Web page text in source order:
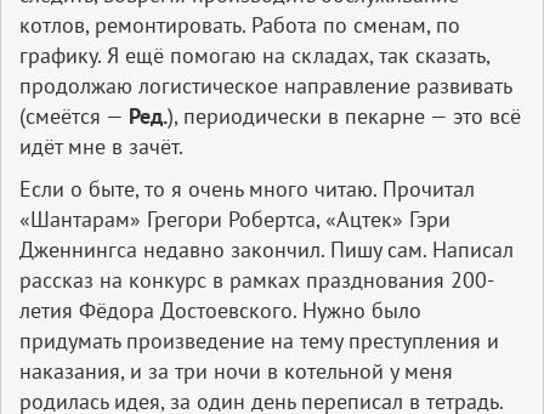
котлов, ремонтировать. Работа по сменам, по
графику. Я ещё помогаю на складах, так сказать,
продолжаю логистическое направление развивать
(смеётся — Ред.), периодически в пекарне — это всё
идёт мне в зачёт.
Если о быте, то я очень много читаю. Прочитал
«Шантарам» Грегори Робертса, «Ацтек» Гэри
Дженнингса недавно закончил. Пишу сам. Написал
рассказ на конкурс в рамках празднования 200-
летия Фёдора Достоевского. Нужно было
придумать произведение на тему преступления и
наказания, и за три ночи в котельной у меня
родилась идея, за один день переписал в тетрадь.